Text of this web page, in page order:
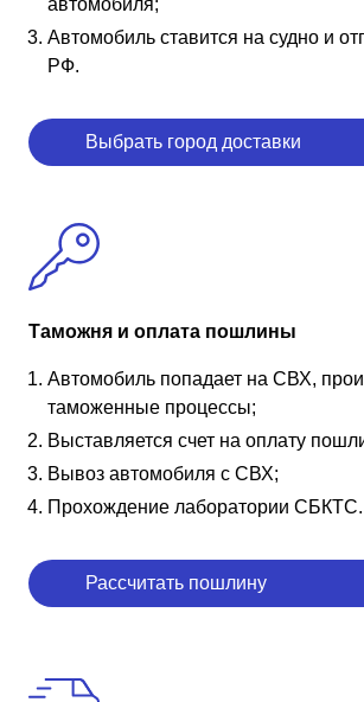
автомобиля;
Автомобиль ставится на судно и
РФ.
Выбрать город доставки
Таможня и оплата пошлины
Автомобиль попадает на СВХ,
таможенные процессы;
Выставляется счет на оплату
Вывоз автомобиля с СВХ;
Прохождение лаборатории СБКТС.
Рассчитать пошлину